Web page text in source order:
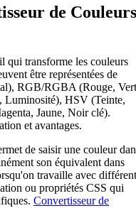
de Couleurs
qui transforme les couleurs
être représentées de
RGB/RGBA (Rouge,
Luminosité), HSV (Teinte,
Jaune, Noir clé).
et avantages.
de saisir une couleur
son équivalent dans
travaille avec
ou propriétés CSS qui
Convertisseur de